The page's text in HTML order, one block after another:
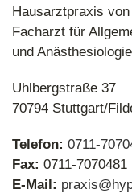
der Forschung
Hausarztpraxis
Facharzt für
und Anästhesiologie
Uhlbergstraße 37
70794 Stuttgart/
Telefon: 0711-
Fax: 0711-7070481
E-Mail: